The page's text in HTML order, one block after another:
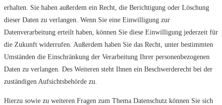
erhalten. Sie haben außerdem ein Recht, die Berichtigung oder Löschung
dieser Daten zu verlangen. Wenn Sie eine Einwilligung zur
Datenverarbeitung erteilt haben, können Sie diese Einwilligung jederzeit für
die Zukunft widerrufen. Außerdem haben Sie das Recht, unter bestimmten
Umständen die Einschränkung der Verarbeitung Ihrer personenbezogenen
Daten zu verlangen. Des Weiteren steht Ihnen ein Beschwerderecht bei der
zuständigen Aufsichtsbehörde zu.
Hierzu sowie zu weiteren Fragen zum Thema Datenschutz können Sie sich